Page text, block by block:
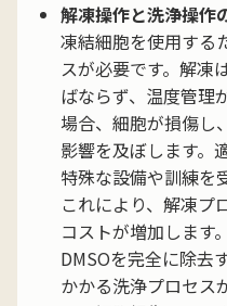
解凍操作と洗浄操作
凍結細胞を使用する
スが必要です。解凍
ばならず、温度管理
場合、細胞が損傷し
影響を及ぼします。
特殊な設備や訓練を
これにより、解凍プ
コストが増加します。
DMSOを完全に除去
かかる洗浄プロセス